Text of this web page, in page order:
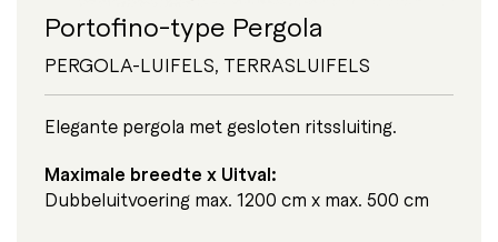
Portofino-type Pergola
PERGOLA-LUIFELS, TERRASLUIFELS
Elegante pergola met gesloten ritssluiting.
Maximale breedte x Uitval:
Dubbeluitvoering max. 1200 cm x max. 500 cm